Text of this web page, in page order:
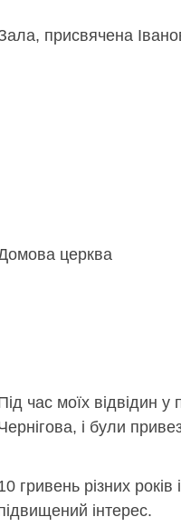
присвячена
церква
час моїх відвідин у
і були
гривень різних
інтерес.